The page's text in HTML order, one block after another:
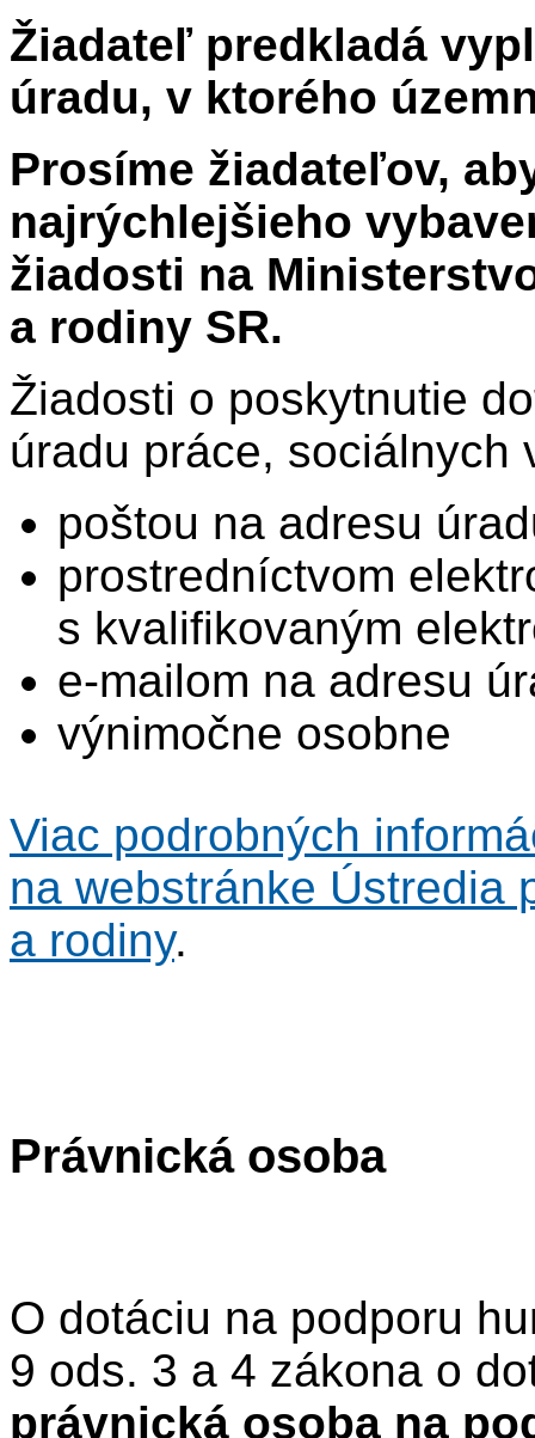
Žiadateľ predkladá
úradu, v ktorého
Prosíme žiadateľov,
najrýchlejšieho
žiadosti na
a rodiny SR.
Žiadosti o poskytnutie
úradu práce, sociálnych
poštou na adresu
prostredníctvom
s kvalifikovaným
e-mailom na adresu
výnimočne osobne
Viac podrobných
na webstránke Ústredia
a rodiny.
Právnická osoba
O dotáciu na podporu
9 ods. 3 a 4 zákona o
právnická osoba na